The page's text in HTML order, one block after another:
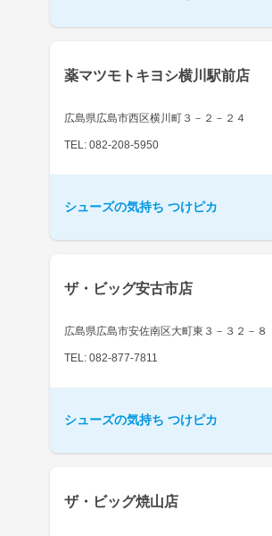
薬マツモトキヨシ横川駅前店
広島県広島市西区横川町３－２－２４
TEL: 082-208-5950
シューズの気持ち つけピカ
ザ・ビッグ安古市店
広島県広島市安佐南区大町東３－３２－８
TEL: 082-877-7811
シューズの気持ち つけピカ
ザ・ビッグ焼山店